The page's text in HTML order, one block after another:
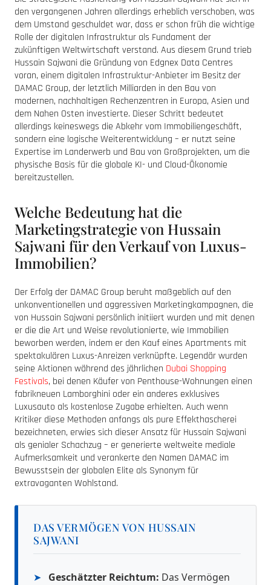
den vergangenen Jahren allerdings erheblich verschoben, was
dem Umstand geschuldet war, dass er schon früh die wichtige
Rolle der digitalen Infrastruktur als Fundament der
zukünftigen Weltwirtschaft verstand. Aus diesem Grund trieb
Hussain Sajwani die Gründung von Edgnex Data Centres
voran, einem digitalen Infrastruktur-Anbieter im Besitz der
DAMAC Group, der letztlich Milliarden in den Bau von
modernen, nachhaltigen Rechenzentren in Europa, Asien und
dem Nahen Osten investierte. Dieser Schritt bedeutet
allerdings keineswegs die Abkehrvom Immobiliengeschäft,
sondern eine logische Weiterentwicklung – er nutzt seine
Expertise im Landerwerb und Bau von Großprojekten, um die
physische Basis für die globale KI- und Cloud-Ökonomie
bereitzustellen.
Welche Bedeutung hat die
Marketingstrategie von Hussain
Sajwani für den Verkauf von Luxus-
Immobilien?
Der Erfolg der DAMAC Group beruht maßgeblich auf den
unkonventionellen und aggressiven Marketingkampagnen, die
von Hussain Sajwani persönlich initiiert wurden und mit denen
er die die Art und Weise revolutionierte, wie Immobilien
beworben werden, indem er den Kauf eines Apartments mit
spektakulären Luxus-Anreizen verknüpfte. Legendär wurden
seine Aktionen während des jährlichen Dubai Shopping
Festivals, bei denen Käufer von Penthouse-Wohnungen einen
fabrikneuen Lamborghini oder ein anderes exklusives
Luxusauto als kostenlose Zugabe erhielten. Auch wenn
Kritiker diese Methoden anfangs als pure Effekthascherei
bezeichneten, erwies sich dieser Ansatz für Hussain Sajwani
als genialer Schachzug – er generierte weltweite mediale
Aufmerksamkeit und verankerte den Namen DAMAC im
Bewusstsein der globalen Elite als Synonym für
extravaganten Wohlstand.
DAS VERMÖGEN VON HUSSAIN
SAJWANI
➤ Geschätzter Reichtum: Das Vermögen